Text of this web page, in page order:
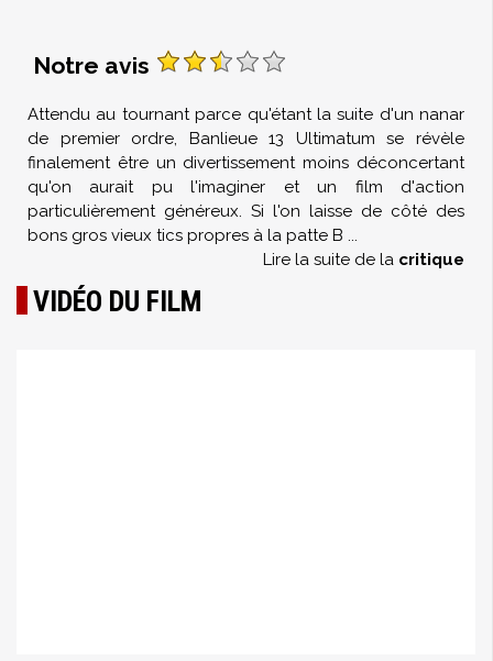
Notre avis
Attendu au tournant parce qu'étant la suite d'un nanar
de premier ordre, Banlieue 13 Ultimatum se révèle
finalement être un divertissement moins déconcertant
qu'on aurait pu l'imaginer et un film d'action
particulièrement généreux. Si l'on laisse de côté des
bons gros vieux tics propres à la patte B ...
Lire la suite de la critique
VIDÉO DU FILM